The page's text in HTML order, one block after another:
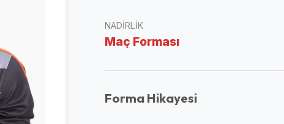
NADIRLIK
Maç Forması
Forma Hikayesi